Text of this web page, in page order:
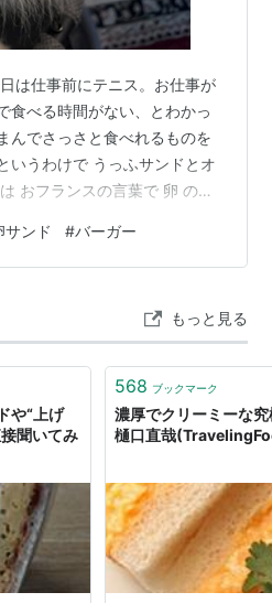
は仕事前にテニス。お仕事が
食べる時間がない、とわかっ
んでさっさと食べれるものを
いうわけで うっふサンドとオ
おフランスの言葉で 卵 のこ
、教えてくれました。以
じ、うっふ焼き、などうちで
くされましてね。しばらくし
ことにしたの 実は先住さんが
…
サンド #バーガー
もっと見る
や“上げ
聞いてみ
568 ブックマーク
濃厚でクリーミーな
樋口直哉